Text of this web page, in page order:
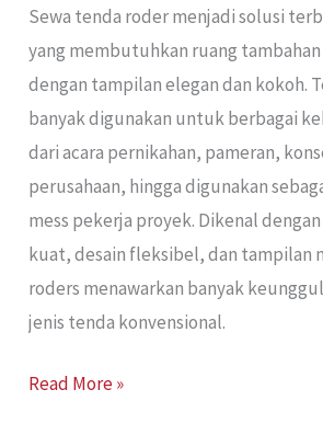
Sewa tenda roder menjadi solusi
yang membutuhkan ruang
dengan tampilan elegan dan kokoh.
banyak digunakan untuk berbagai
dari acara pernikahan, pameran,
perusahaan, hingga digunakan
mess pekerja proyek. Dikenal
kuat, desain fleksibel, dan tampilan
roders menawarkan banyak
jenis tenda konvensional.
Read More »